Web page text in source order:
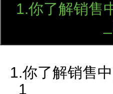
1.你了解销售
1.你了解销售
_1